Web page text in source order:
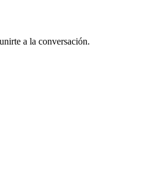
a la conversación.